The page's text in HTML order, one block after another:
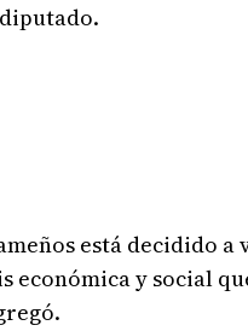
está decidido
económica y social